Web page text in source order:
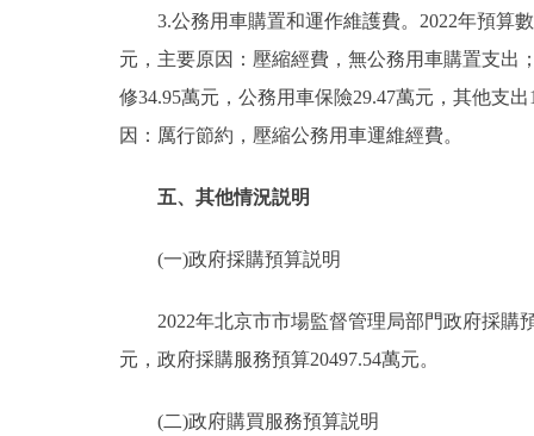
3.公務用車購置和運作維護費。2022年預算數
元，主要原因：壓縮經費，無公務用車購置支出
修34.95萬元，公務用車保險29.47萬元，其他支
因：厲行節約，壓縮公務用車運維經費。
五、其他情況説明
(一)政府採購預算説明
2022年北京市市場監督管理局部門政府採購預
元，政府採購服務預算20497.54萬元。
(二)政府購買服務預算説明